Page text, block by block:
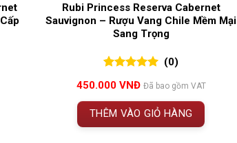
Rubi Princess Reserva Cabernet
Sauvignon – Rượu Vang Chile Mềm Mại
Sang Trọng
đánh giá
(0)
450.000 VNĐ Đã bao gồm VAT
THÊM VÀO GIỎ HÀNG